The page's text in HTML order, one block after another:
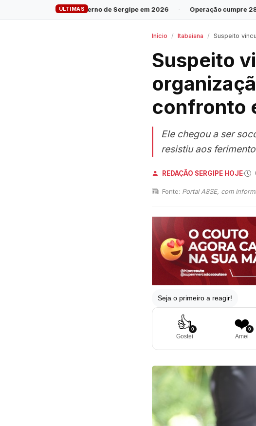
ÚLTIMAS
de Sergipe em 2026 · Operação cumpre 28 mandados contra
Início Itabaiana Suspeito vinculado a
Suspeito
confronto
Ele chegou a ser
resistiu aos
REDAÇÃO SERGIPE HOJE·
Fonte: Portal A8SE, com
Seja o primeiro a reagir!
👍0
Gostei
❤️0
Amei